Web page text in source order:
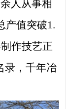
人从事相
产值突破1.
作技艺正
录，千年冶